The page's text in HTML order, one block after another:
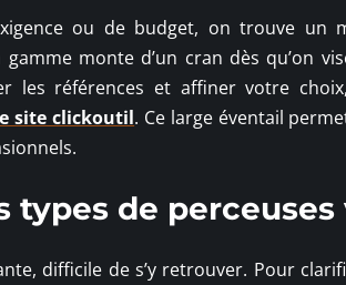
ou de budget, on trouve
monte d’un cran dès qu’on
les références et affiner votre
site clickoutil. Ce large éventail
types de perceuses
difficile de s’y retrouver. Pour